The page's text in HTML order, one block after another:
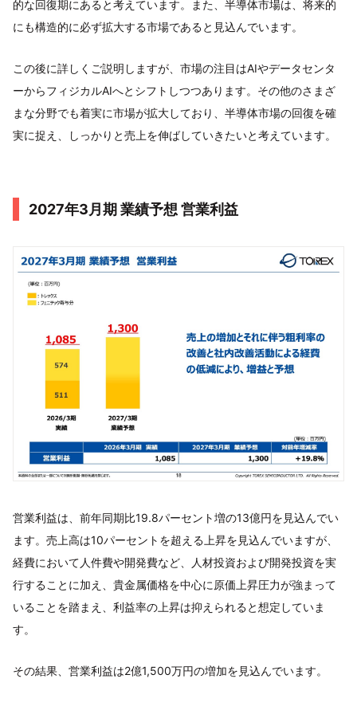
的な回復期にあると考えています。また、半導体市場は、将来的
にも構造的に必ず拡大する市場であると見込んでいます。
この後に詳しくご説明しますが、市場の注目はAIやデータセンタ
ーからフィジカルAIへとシフトしつつあります。その他のさまざ
まな分野でも着実に市場が拡大しており、半導体市場の回復を確
実に捉え、しっかりと売上を伸ばしていきたいと考えています。
2027年3月期 業績予想 営業利益
営業利益は、前年同期比19.8パーセント増の13億円を見込んでい
ます。売上高は10パーセントを超える上昇を見込んでいますが、
経費において人件費や開発費など、人材投資および開発投資を実
行することに加え、貴金属価格を中心に原価上昇圧力が強まって
いることを踏まえ、利益率の上昇は抑えられると想定していま
す。
その結果、営業利益は2億1,500万円の増加を見込んでいます。